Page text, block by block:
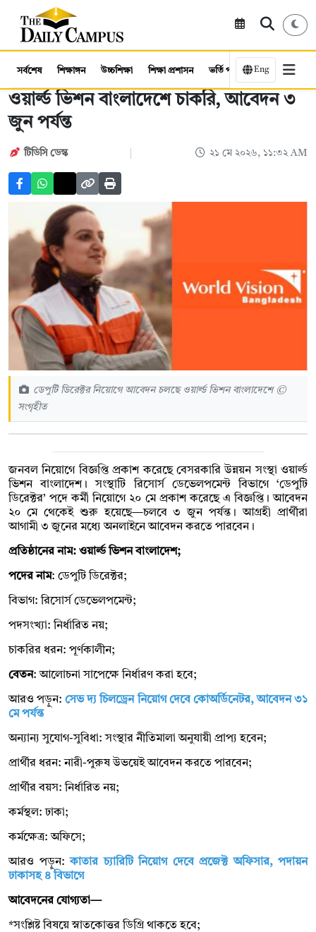
সর্বশেষ শিক্ষাঙ্গন উচ্চশিক্ষা শিক্ষা প্রশাসন ভর্তি পরীক্ষা কর্মসংস্থান
Eng
ওয়ার্ল্ড ভিশন বাংলাদেশে চাকরি, আবেদন ৩
জুন পর্যন্ত
টিডিসি ডেস্ক ২১ মে ২০২৬, ১১:৩২ AM
ডেপুটি ডিরেক্টর নিয়োগে আবেদন চলছে ওয়ার্ল্ড ভিশন বাংলাদেশে ©
সংগৃহীত
জনবল নিয়োগে বিজ্ঞপ্তি প্রকাশ করেছে বেসরকারি উন্নয়ন সংস্থা ওয়ার্ল্ড
ভিশন বাংলাদেশ। সংস্থাটি রিসোর্স ডেভেলপমেন্ট বিভাগে ‌‘ডেপুটি
ডিরেক্টর’ পদে কর্মী নিয়োগে ২০ মে প্রকাশ করেছে এ বিজ্ঞপ্তি। আবেদন
২০ মে থেকেই শুরু হয়েছে—চলবে ৩ জুন পর্যন্ত। আগ্রহী প্রার্থীরা
আগামী ৩ জুনের মধ্যে অনলাইনে আবেদন করতে পারবেন।
প্রতিষ্ঠানের নাম: ওয়ার্ল্ড ভিশন বাংলাদেশ;
পদের নাম: ডেপুটি ডিরেক্টর;
বিভাগ: রিসোর্স ডেভেলপমেন্ট;
পদসংখ্যা: নির্ধারিত নয়;
চাকরির ধরন: পূর্ণকালীন;
বেতন: আলোচনা সাপেক্ষে নির্ধারণ করা হবে;
আরও পড়ুন:সেভ দ্য চিলড্রেন নিয়োগ দেবে কোঅর্ডিনেটর, আবেদন ৩১
মে পর্যন্ত
অন্যান্য সুযোগ-সুবিধা: সংস্থার নীতিমালা অনুযায়ী প্রাপ্য হবেন;
প্রার্থীর ধরন: নারী-পুরুষ উভয়েই আবেদন করতে পারবেন;
প্রার্থীর বয়স: নির্ধারিত নয়;
কর্মস্থল: ঢাকা;
কর্মক্ষেত্র: অফিসে;
আরও পড়ুন:কাতার চ্যারিটি নিয়োগ দেবে প্রজেক্ট অফিসার, পদায়ন
ঢাকাসহ ৪ বিভাগে
আবেদনের যোগ্যতা—
*সংশ্লিষ্ট বিষয়ে স্নাতকোত্তর ডিগ্রি থাকতে হবে;